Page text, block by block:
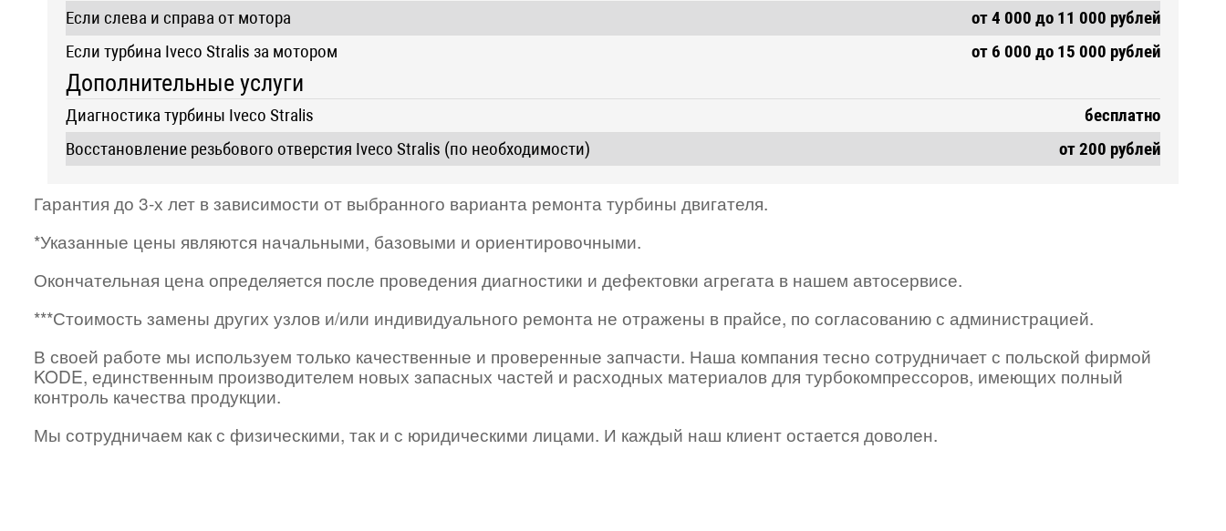
Если слева и справа от мотора
от 4 000 до 11 000 рублей
Если турбина Iveco Stralis за мотором
от 6 000 до 15 000 рублей
Дополнительные услуги
Диагностика турбины Iveco Stralis
бесплатно
Восстановление резьбового отверстия Iveco Stralis (по необходимости)
от 200 рублей
Гарантия до 3-х лет в зависимости от выбранного варианта ремонта турбины двигателя.
*Указанные цены являются начальными, базовыми и ориентировочными.
Окончательная цена определяется после проведения диагностики и дефектовки агрегата в нашем автосервисе.
***Стоимость замены других узлов и/или индивидуального ремонта не отражены в прайсе, по согласованию с администрацией.
В своей работе мы используем только качественные и проверенные запчасти. Наша компания тесно сотрудничает с польской фирмой
KODE, единственным производителем новых запасных частей и расходных материалов для турбокомпрессоров, имеющих полный
контроль качества продукции.
Мы сотрудничаем как с физическими, так и с юридическими лицами. И каждый наш клиент остается доволен.